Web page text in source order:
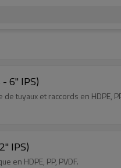
6" IPS)
tuyaux et raccords en HDPE,
IPS)
en HDPE, PP, PVDF.